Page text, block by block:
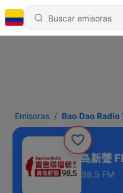
Emisoras Bao Dao Radio
Dao Radio 寶島新聲
98.5 FM